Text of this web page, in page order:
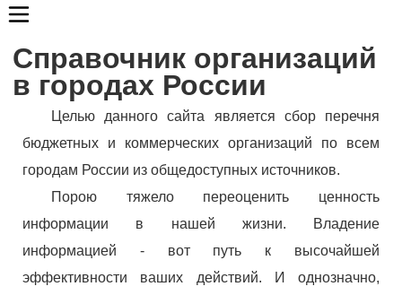
Справочник организаций
в городах России
Целью данного сайта является сбор перечня
бюджетных и коммерческих организаций по всем
городам России из общедоступных источников.
Порою тяжело переоценить ценность
информации в нашей жизни. Владение
информацией - вот путь к высочайшей
эффективности ваших действий. И однозначно,